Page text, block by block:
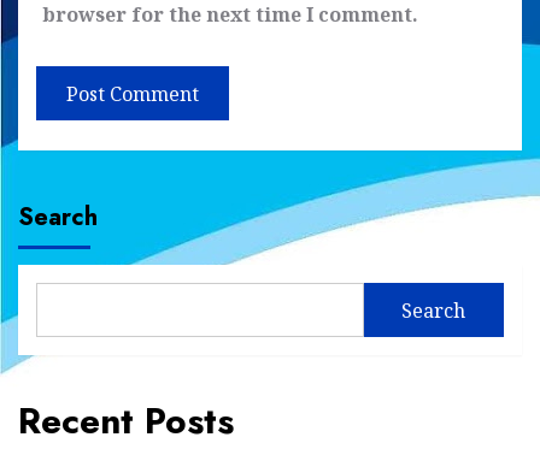
browser for the next time I comment.
Search
Search
Recent Posts